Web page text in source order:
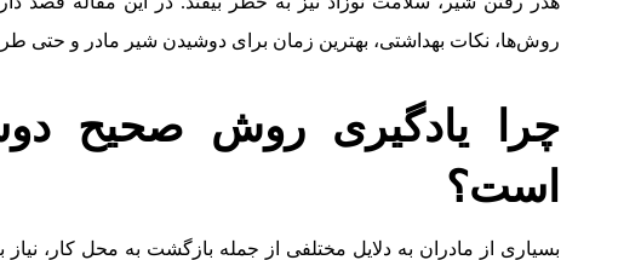
روش‌ها، نکات بهداشتی، بهترین زمان برای دوشیدن شیر مادر و حتی
چرا یادگیری روش صحیح
است؟
بسیاری از مادران به دلایل مختلفی از جمله بازگشت به محل کار،